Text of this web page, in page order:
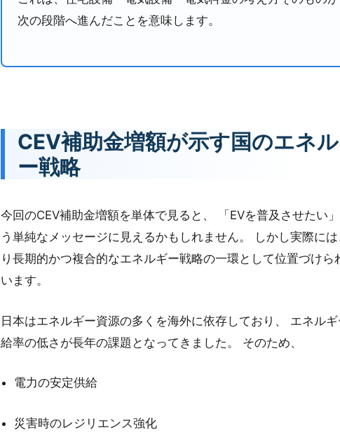
次の段階へ進んだことを意味します。
CEV補助金増額が示す国のエネ
ー戦略
今回のCEV補助金増額を単体で見ると、 「EVを普及させたい
う単純なメッセージに見えるかもしれません。 しかし実際に
り長期的かつ複合的なエネルギー戦略の一環として位置づけら
います。
日本はエネルギー資源の多くを海外に依存しており、 エネル
給率の低さが長年の課題となってきました。 そのため、
電力の安定供給
災害時のレジリエンス強化